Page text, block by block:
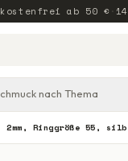
ab 50 € ·
nach Thema
2mm, Ringgröße 55,